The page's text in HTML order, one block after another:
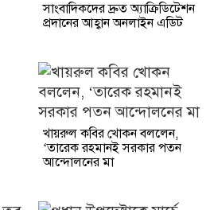
সাংবাদিকদের দ্রুত অ্যাক্রিডিটেশন
প্রদানের আহ্বান অনলাইন এডিট
খায়রুল কবির খোকন বললেন,
‘তারেক রহমানই সরকার পতন
আন্দোলনের মা